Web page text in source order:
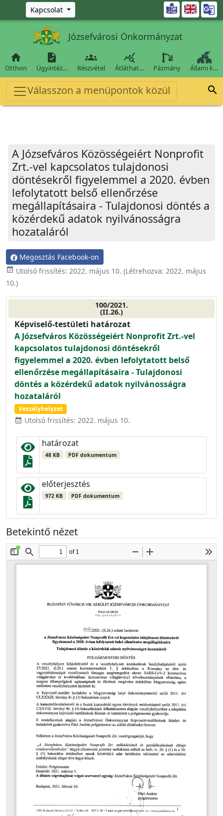
Ugrás a fő tartalomra
Kapcsolat 
Józsefvárosi Önkormányzat

Otthon

Ügyintéz…

Részvétel

Átláthat… Pázmány Állami k…
Válasszon a menüpontok közül 
A Józsefváros Közösségeiért Nonprofit
Zrt.-vel kapcsolatos tulajdonosi
döntésekről figyelemmel a 2020. évben
lefolytatott belső ellenőrzése
megállapításaira - Tulajdonosi döntés a
közérdekű adatok nyilvánosságra
hozataláról
Megosztás Facebook-on
event_available Utolsó frissítés: 2022. május 10. (Létrehozva: 2022. május
10.)
100/2021.
(II.26.)
Képviselő-testületi határozat
A Józsefváros Közösségeiért Nonprofit Zrt.-vel
kapcsolatos tulajdonosi döntésekről
figyelemmel a 2020. évben lefolytatott belső
ellenőrzése megállapításaira - Tulajdonosi
döntés a közérdekű adatok nyilvánosságra
hozataláról
Veszélyhelyzet
event_available Utolsó frissítés: 2022. május 10.
határozat
48 KB PDF dokumentum
előterjesztés
972 KB PDF dokumentum
Betekintő nézet